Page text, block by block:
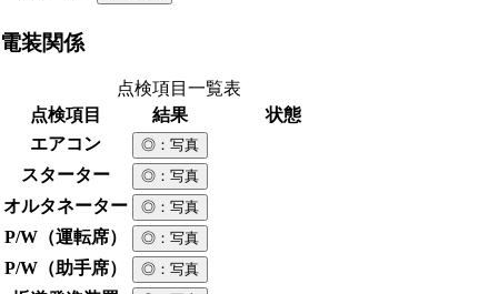
電装関係
点検項目一覧表
点検項目
結果
状態
エアコン
◎ ：写真
スターター ◎ ：写真
オルタネーター ◎ ：写真
P/W（運転席） ◎ ：写真
P/W（助手席） ◎ ：写真